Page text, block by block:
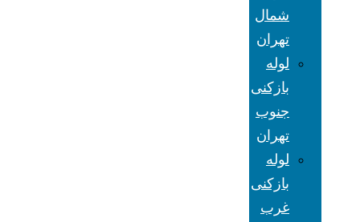
شمال
تهران
لوله
بازکنی
جنوب
تهران
لوله
بازکنی
غرب